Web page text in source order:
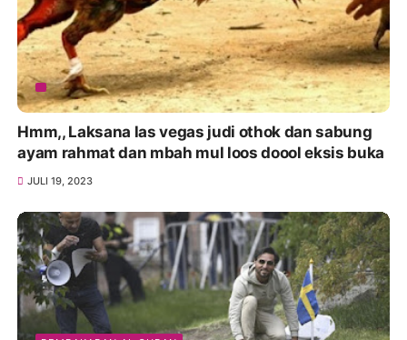
Hmm,, Laksana las vegas judi othok dan sabung
ayam rahmat dan mbah mul loos doool eksis buka
JULI 19, 2023